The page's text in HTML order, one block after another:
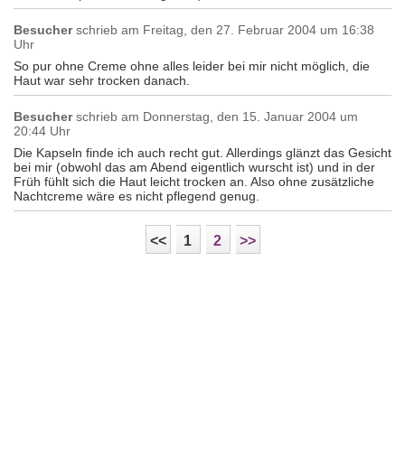
Besucher schrieb am Freitag, den 27. Februar 2004 um 16:38
Uhr
So pur ohne Creme ohne alles leider bei mir nicht möglich, die
Haut war sehr trocken danach.
Besucher schrieb am Donnerstag, den 15. Januar 2004 um
20:44 Uhr
Die Kapseln finde ich auch recht gut. Allerdings glänzt das Gesicht
bei mir (obwohl das am Abend eigentlich wurscht ist) und in der
Früh fühlt sich die Haut leicht trocken an. Also ohne zusätzliche
Nachtcreme wäre es nicht pflegend genug.
<< 1 2 >>